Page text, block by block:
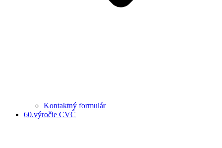
Kontaktný formulár
60.výročie CVČ